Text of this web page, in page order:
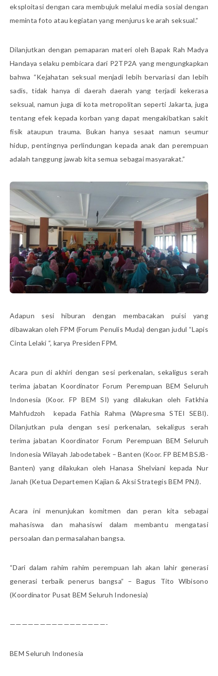
eksploitasi dengan cara membujuk melalui media sosial dengan
meminta foto atau kegiatan yang menjurus ke arah seksual.”
Dilanjutkan dengan pemaparan materi oleh Bapak Rah Madya
Handaya selaku pembicara dari P2TP2A yang mengungkapkan
bahwa “Kejahatan seksual menjadi lebih bervariasi dan lebih
sadis, tidak hanya di daerah daerah yang terjadi kekerasa
seksual, namun juga di kota metropolitan seperti Jakarta, juga
tentang efek kepada korban yang dapat mengakibatkan sakit
fisik ataupun trauma. Bukan hanya sesaat namun seumur
hidup, pentingnya perlindungan kepada anak dan perempuan
adalah tanggung jawab kita semua sebagai masyarakat.”
Adapun sesi hiburan dengan membacakan puisi yang
dibawakan oleh FPM (Forum Penulis Muda) dengan judul “Lapis
Cinta Lelaki “, karya Presiden FPM.
Acara pun di akhiri dengan sesi perkenalan, sekaligus serah
terima jabatan Koordinator Forum Perempuan BEM Seluruh
Indonesia (Koor. FP BEM SI) yang dilakukan oleh Fatkhia
Mahfudzoh kepada Fathia Rahma (Wapresma STEI SEBI).
Dilanjutkan pula dengan sesi perkenalan, sekaligus serah
terima jabatan Koordinator Forum Perempuan BEM Seluruh
Indonesia Wilayah Jabodetabek – Banten (Koor. FP BEM BSJB-
Banten) yang dilakukan oleh Hanasa Shelviani kepada Nur
Janah (Ketua Departemen Kajian & Aksi Strategis BEM PNJ).
Acara ini menunjukan komitmen dan peran kita sebagai
mahasiswa dan mahasiswi dalam membantu mengatasi
persoalan dan permasalahan bangsa.
“Dari dalam rahim rahim perempuan lah akan lahir generasi
generasi terbaik penerus bangsa” – Bagus Tito Wibisono
(Koordinator Pusat BEM Seluruh Indonesia)
————————————————-
BEM Seluruh Indonesia